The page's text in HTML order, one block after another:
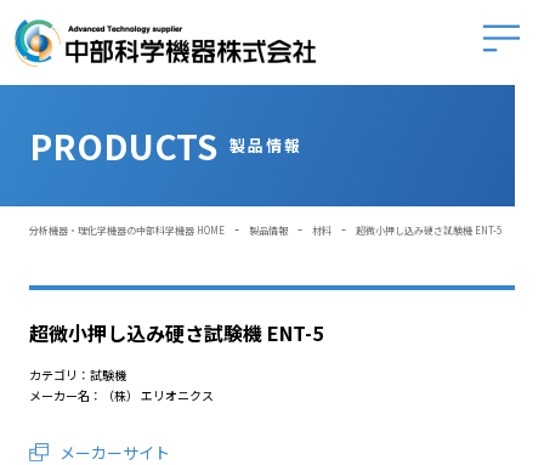
中部科
PRODUCTS 製品情報
分析機器・理化学機器の中部科学機器 HOME - 製品情報 - 材料 - 超微小押し込み硬さ試験機 ENT-5
超微小押し込み硬さ試験機 ENT-5
カテゴリ：試験機
メーカー名：（株） エリオニクス
メーカーサイト